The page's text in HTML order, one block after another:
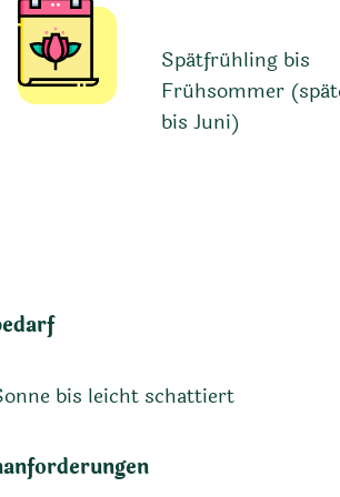
Spätfrühling bis
Frühsommer
bis Juni)
bis leicht schattiert